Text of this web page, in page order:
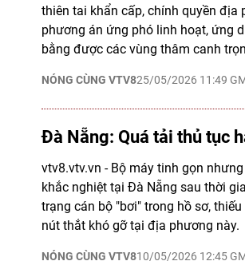
NÓNG CÙNG VTV825/05/2026 11:49
thiên tai khẩn cấp, chính quyền
phương án ứng phó linh hoạt, ứng
bằng được các vùng thâm canh
Đà Nẵng: Quá tải thủ tục
NÓNG CÙNG VTV810/05/2026 12:45
vtv8.vtv.vn - Bộ máy tinh gọn
khắc nghiệt tại Đà Nẵng sau thời
trạng cán bộ "bơi" trong hồ sơ,
nút thắt khó gỡ tại địa phương này.